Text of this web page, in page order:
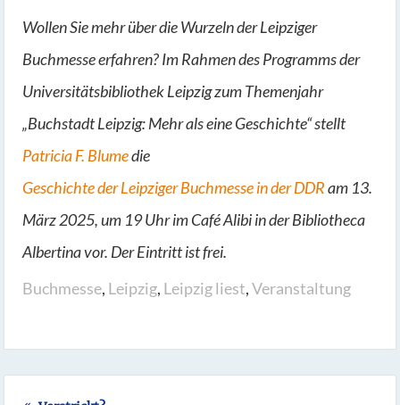
Wollen Sie mehr über die Wurzeln der Leipziger
Buchmesse erfahren? Im Rahmen des Programms der
Universitätsbibliothek Leipzig zum Themenjahr
„Buchstadt Leipzig: Mehr als eine Geschichte“ stellt
Patricia F. Blumedie
Geschichte der Leipziger Buchmesse in der DDRam 13.
März 2025, um 19 Uhr im Café Alibi in der Bibliotheca
Albertina vor. Der Eintritt ist frei.
Buchmesse, Leipzig, Leipzig liest,Veranstaltung